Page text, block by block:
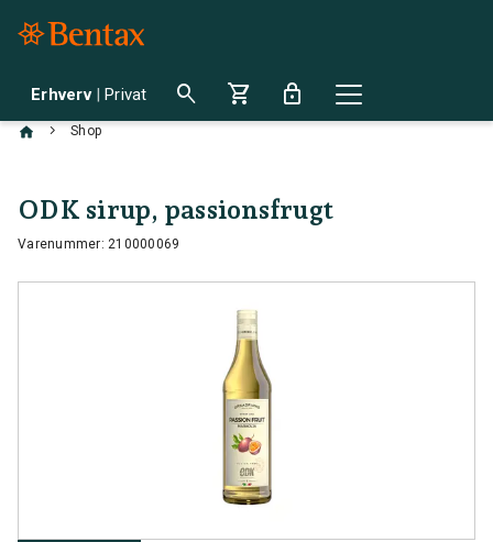
Erhverv | Privat search shopping_cart lock
chevron_right Shop
ODK sirup, passionsfrugt
Varenummer: 210000069